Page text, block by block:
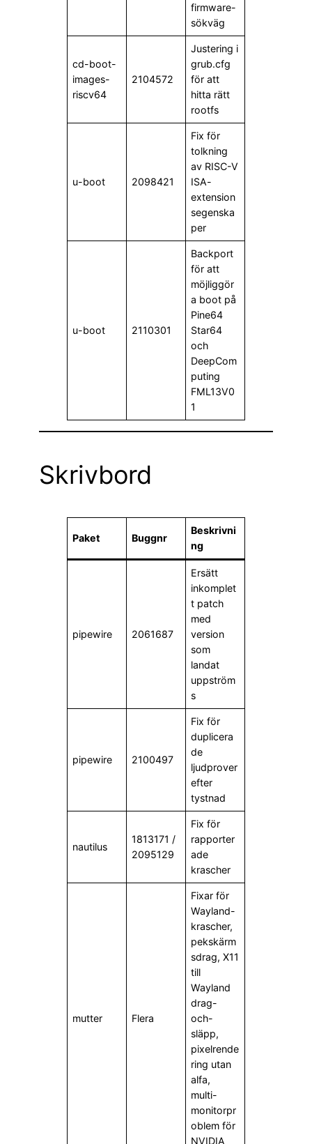
firmware-
sökväg
cd-boot-
images-
riscv64
2104572
Justering i
grub.cfg
för att
hitta rätt
rootfs
u-boot 2098421
Fix för
tolkning
av RISC-V
ISA-
extension
segenska
per
u-boot 2110301
Backport
för att
möjliggör
a boot på
Pine64
Star64
och
DeepCom
puting
FML13V0
1
Skrivbord
Paket Buggnr
Beskrivni
ng
pipewire 2061687
Ersätt
inkomplet
t patch
med
version
som
landat
uppström
s
pipewire 2100497
Fix för
duplicera
de
ljudprover
efter
tystnad
nautilus
1813171 /
2095129
Fix för
rapporter
ade
krascher
mutter Flera
Fixar för
Wayland-
krascher,
pekskärm
sdrag, X11
till
Wayland
drag-
och-
släpp,
pixelrende
ring utan
alfa,
multi-
monitorpr
oblem för
NVIDIA